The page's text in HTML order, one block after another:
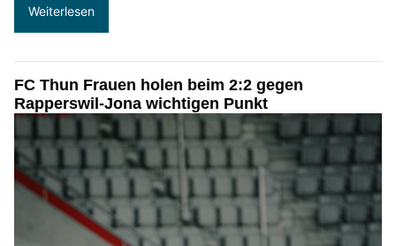
Weiterlesen
FC Thun Frauen holen beim 2:2 gegen
Rapperswil-Jona wichtigen Punkt